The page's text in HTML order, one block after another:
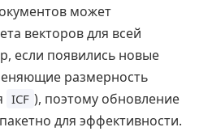
может
векторов для всей
если появились новые
размерность
ICF ), поэтому обновление
для эффективности.